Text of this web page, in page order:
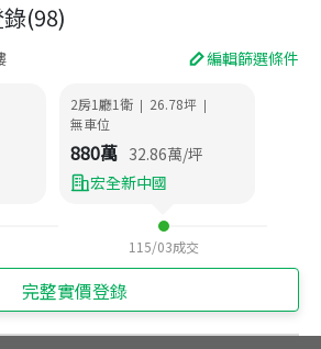
(98)
編輯篩選條件
2房1廳1衛 | 26.78坪 |
無車位
880萬 32.86萬/坪
宏全新中國
115/03成交
完整實價登錄